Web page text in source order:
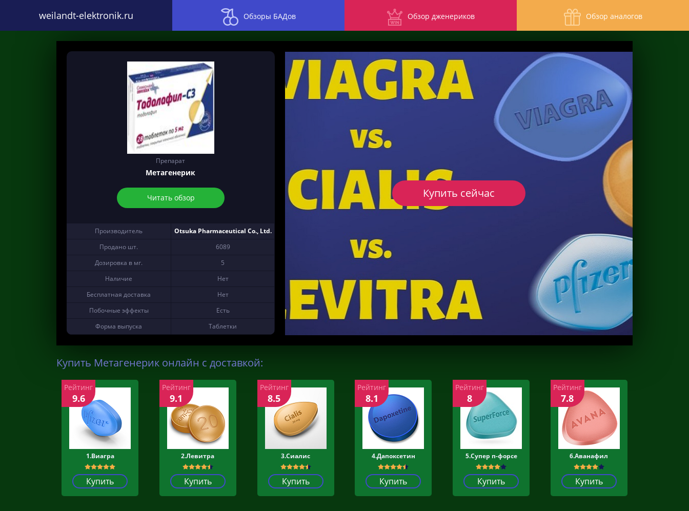
weilandt-elektronik.ru Обзоры БАДов Обзор дженериков Обзор аналогов
Препарат
Метагенерик
Читать обзор
Производитель
Otsuka Pharmaceutical Co., Ltd.
Продано шт.
6089
Дозировка в мг.
5
Наличие
Нет
Бесплатная доставка
Нет
Побочные эффекты
Есть
Форма выпуска
Таблетки
Купить сейчас
Купить Метагенерик онлайн с доставкой:
1.Виагра
Купить
Рейтинг
9.6
2.Левитра
Купить
Рейтинг
9.1
3.Сиалис
Купить
Рейтинг
8.5
4.Дапоксетин
Купить
Рейтинг
8.1
5.Супер п-форсе
Купить
Рейтинг
8
6.Аванафил
Купить
Рейтинг
7.8